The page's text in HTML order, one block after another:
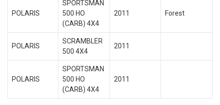
POLARIS
SPORTSMAN
500 HO
(CARB) 4X4
2011 Forest
POLARIS
SCRAMBLER
500 4X4
2011
POLARIS
SPORTSMAN
500 HO
(CARB) 4X4
2011